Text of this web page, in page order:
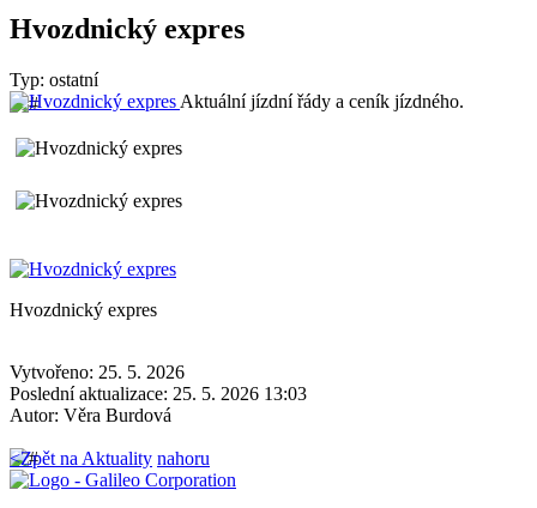
Hvozdnický expres
Typ: ostatní
Aktuální jízdní řády a ceník jízdného.
Hvozdnický expres
Vytvořeno: 25. 5. 2026
Poslední aktualizace: 25. 5. 2026 13:03
Autor: Věra Burdová
<Zpět na Aktuality nahoru